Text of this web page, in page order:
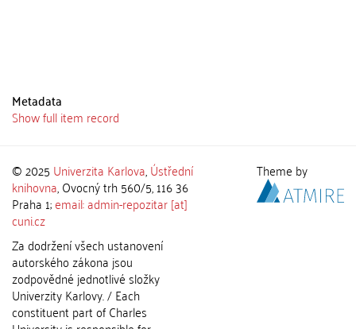
Metadata
Show full item record
© 2025 Univerzita Karlova,Ústřední
knihovna, Ovocný trh 560/5, 116 36
Praha 1;email: admin-repozitar [at]
cuni.cz
Za dodržení všech ustanovení
autorského zákona jsou
zodpovědné jednotlivé složky
Univerzity Karlovy. / Each
constituent part of Charles
Theme by